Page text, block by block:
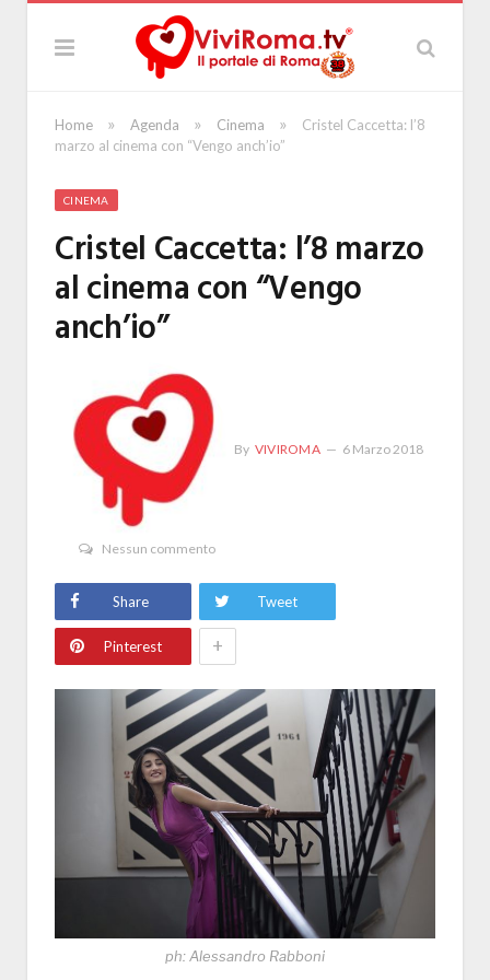
Home » Agenda » Cinema »
Cristel Caccetta: l’8
marzo al cinema con “Vengo anch’io”
CINEMA
Cristel Caccetta: l’8 marzo
al cinema con “Vengo
anch’io”
By VIVIROMA 6 Marzo 2018
Nessun commento
Share Tweet
Pinterest +
ph: Alessandro Rabboni